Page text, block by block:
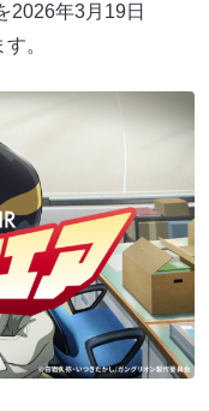
2026年3月19日
。